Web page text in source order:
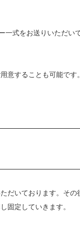
式をお送りいただ
意することも可能で
だいております。そ
固定していきます。